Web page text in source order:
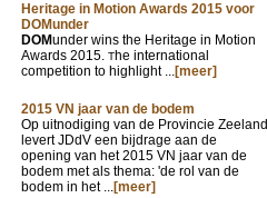
Heritage in Motion Awards 2015 voor
DOMunder
DOMunder wins the Heritage in Motion
Awards 2015. The international
competition to highlight ...[meer]
2015 VN jaar van de bodem
Op uitnodiging van de Provincie Zeeland
levert JDdV een bijdrage aan de
opening van het 2015 VN jaar van de
bodem met als thema: 'de rol van de
bodem in het ...[meer]